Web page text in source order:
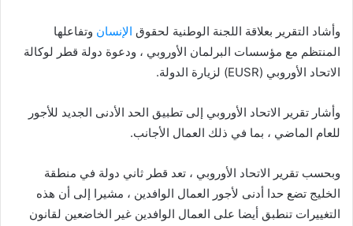
وأشاد التقرير بعلاقة اللجنة الوطنية لحقوق الإنسان وتفاعلها
المنتظم مع مؤسسات البرلمان الأوروبي ، ودعوة دولة قطر لوكالة
الاتحاد الأوروبي (EUSR) لزيارة الدولة.
وأشار تقرير الاتحاد الأوروبي إلى تطبيق الحد الأدنى الجديد للأجور
للعام الماضي ، بما في ذلك العمال الأجانب.
وبحسب تقرير الاتحاد الأوروبي ، تعد قطر ثاني دولة في منطقة
الخليج تضع حدا أدنى لأجور العمال الوافدين ، مشيرا إلى أن هذه
التغييرات تنطبق أيضا على العمال الوافدين غير الخاضعين لقانون